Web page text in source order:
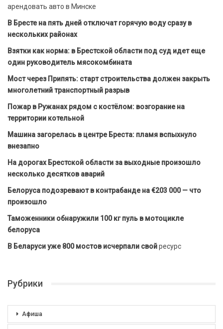
арендовать авто в Минске
В Бресте на пять дней отключат горячую воду сразу в
нескольких районах
Взятки как норма: в Брестской области под суд идет еще
один руководитель мясокомбината
Мост через Припять: старт строительства должен закрыть
многолетний транспортный разрыв
Пожар в Ружанах рядом с костёлом: возгорание на
территории котельной
Машина загорелась в центре Бреста: пламя вспыхнуло
внезапно
На дорогах Брестской области за выходные произошло
несколько десятков аварий
Белоруса подозревают в контрабанде на €203 000 — что
произошло
Таможенники обнаружили 100 кг пуль в мотоцикле
белоруса
В Беларуси уже 800 мостов исчерпали свойресурс
Рубрики
Афиша